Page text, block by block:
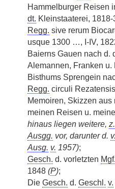
Hammelburger Reisen
dt. Kleinstaaterei, 1818-
Regg. sive rerum
usque 1300 …, I-IV,
Baierns Gauen nach d.
Alemannen, Franken u.
Bisthums Sprengein
Regg. circuli
Memoiren, Skizzen
meinen Reisen u.
hinaus liegen weitere,
Ausgg. vor, darunter d. v.
Ausg. v. 1957);
Gesch. d. vorletzten Mgf.
1848 (P);
Die Gesch. d. Geschl. v.